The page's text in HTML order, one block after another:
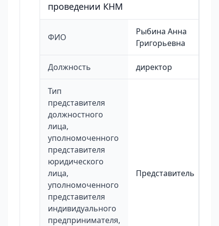
проведении КНМ
ФИО
Рыбина Анна
Григорьевна
Должность директор
Тип
представителя
должностного
лица,
уполномоченного
представителя
юридического
лица,
уполномоченного
представителя
индивидуального
предпринимателя,
Представитель